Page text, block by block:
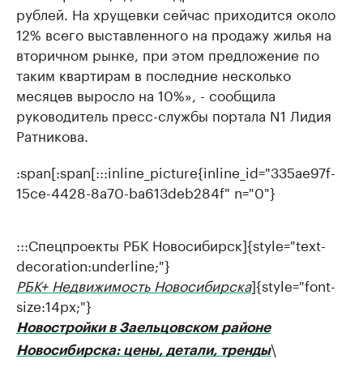
рублей. На хрущевки сейчас приходится около
12% всего выставленного на продажу жилья на
вторичном рынке, при этом предложение по
таким квартирам в последние несколько
месяцев выросло на 10%», - сообщила
руководитель пресс-службы портала N1 Лидия
Ратникова.
:span[:span[:::inline_picture{inline_id="335ae97f-
15ce-4428-8a70-ba613deb284f" n="0"}
:::​Спецпроекты РБК Новосибирск]{style="text-
decoration:underline;"}
РБК+ Недвижимость Новосибирска]{style="font-
size:14px;"}
Новостройки в Заельцовском районе
Новосибирска: цены, детали, тренды\